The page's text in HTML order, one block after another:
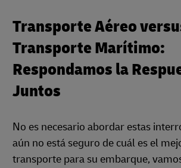
Transporte Aéreo
Transporte Marítimo:
Respondamos la
Juntos
No es necesario abordar estas
aún no está seguro de cuál es el
transporte para su embarque,